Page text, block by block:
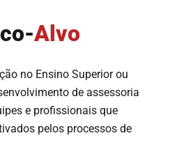
Alvo
no Ensino Superior ou
de assessoria
e profissionais que
pelos processos de